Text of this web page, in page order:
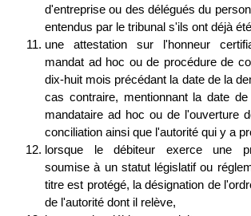
d'entreprise ou des délégués du
entendus par le tribunal s'ils ont déjà
une attestation sur l'honneur
mandat ad hoc ou de procédure de
dix-huit mois précédant la date de la
cas contraire, mentionnant la date
mandataire ad hoc ou de l'ouverture
conciliation ainsi que l'autorité qui y a
lorsque le débiteur exerce une
soumise à un statut législatif ou
titre est protégé, la désignation de
de l'autorité dont il relève,